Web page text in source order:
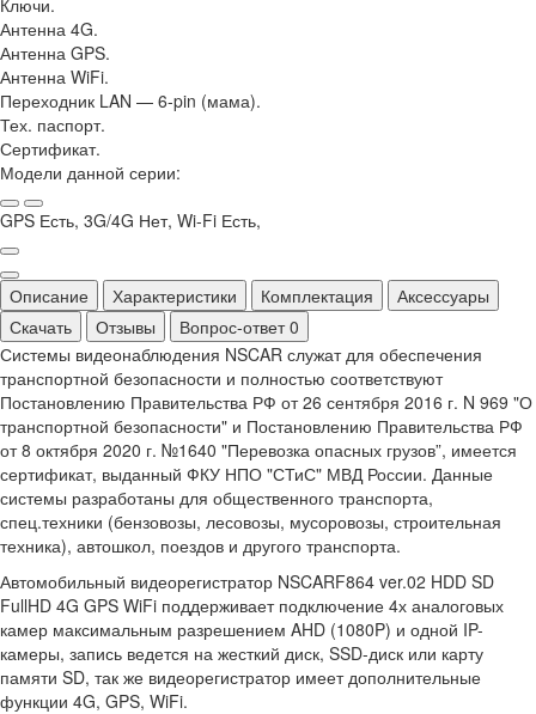
Ключи.
Антенна 4G.
Антенна GPS.
Антенна WiFi.
Переходник LAN — 6-pin (мама).
Тех. паспорт.
Сертификат.
Модели данной серии:
GPS Есть, 3G/4G Нет, Wi-Fi Есть,
Описание Характеристики Комплектация
Аксессуары
Скачать
Отзывы Вопрос-ответ0
Системы видеонаблюдения NSCAR служат для обеспечения
транспортной безопасности и полностью соответствуют
Постановлению Правительства РФ от 26 сентября 2016 г. N 969 "О
транспортной безопасности" и Постановлению Правительства РФ
от 8 октября 2020 г. №1640 "Перевозка опасных грузов”, имеется
сертификат, выданный ФКУ НПО "СТиС" МВД России. Данные
системы разработаны для общественного транспорта,
спец.техники (бензовозы, лесовозы, мусоровозы, строительная
техника), автошкол, поездов и другого транспорта.
Автомобильный видеорегистратор NSCARF864 ver.02 HDD SD
FullHD 4G GPS WiFi поддерживает подключение 4х аналоговых
камер максимальным разрешением AHD (1080P) и одной IP-
камеры, запись ведется на жесткий диск, SSD-диск или карту
памяти SD, так же видеорегистратор имеет дополнительные
функции 4G, GPS, WiFi.